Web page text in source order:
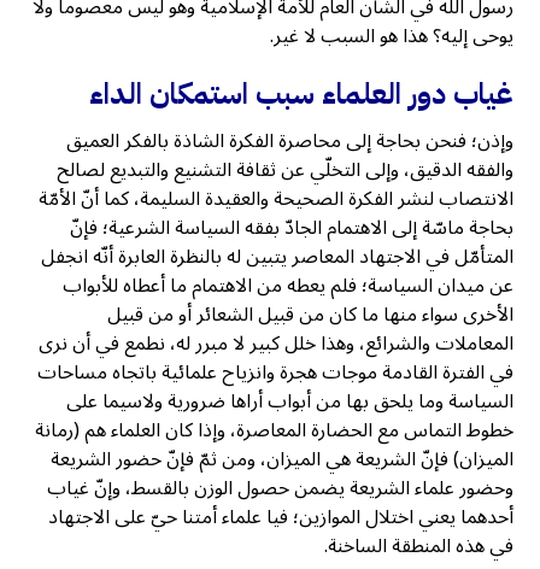
يوحى إليه؟ هذا هو السبب لا غير.
غياب دور العلماء سبب استمكان الداء
وإذن؛ فنحن بحاجة إلى محاصرة الفكرة الشاذة بالفكر العميق
والفقه الدقيق، وإلى التخلّي عن ثقافة التشنيع والتبديع لصالح
الانتصاب لنشر الفكرة الصحيحة والعقيدة السليمة، كما أنّ الأمّة
بحاجة ماسّة إلى الاهتمام الجادّ بفقه السياسة الشرعية؛ فإنّ
المتأمّل في الاجتهاد المعاصر يتبين له بالنظرة العابرة أنّه انجفل
عن ميدان السياسة؛ فلم يعطه من الاهتمام ما أعطاه للأبواب
الأخرى سواء منها ما كان من قبيل الشعائر أو من قبيل
المعاملات والشرائع، وهذا خلل كبير لا مبرر له، نطمع في أن نرى
في الفترة القادمة موجات هجرة وانزياح علمائية باتجاه مساحات
السياسة وما يلحق بها من أبواب أراها ضرورية ولاسيما على
خطوط التماس مع الحضارة المعاصرة، وإذا كان العلماء هم (رمانة
الميزان) فإنّ الشريعة هي الميزان، ومن ثمّ فإنّ حضور الشريعة
وحضور علماء الشريعة يضمن حصول الوزن بالقسط، وإنّ غياب
أحدهما يعني اختلال الموازين؛ فيا علماء أمتنا حيّ على الاجتهاد
في هذه المنطقة الساخنة.